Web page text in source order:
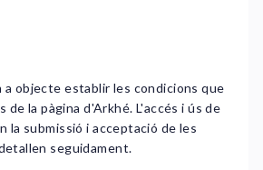
a objecte establir les condicions que
de la pàgina d'Arkhé. L'accés i ús de
la submissió i acceptació de les
seguidament.